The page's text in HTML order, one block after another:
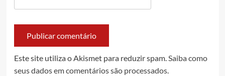
Este site utiliza o Akismet para reduzir spam.Saiba como
seus dados em comentários são processados.